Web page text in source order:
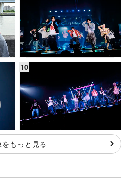
をもっと見る